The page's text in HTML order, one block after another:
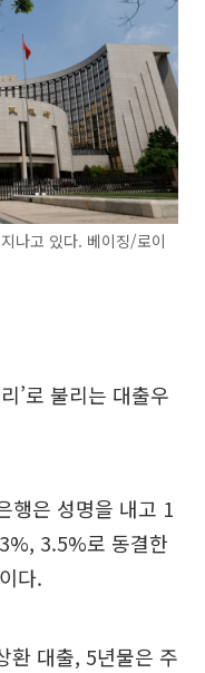
나고 있다. 베이징/로이
’로 불리는 대출우
행은 성명을 내고 1
3.5%로 동결한
다.
환 대출, 5년물은 주